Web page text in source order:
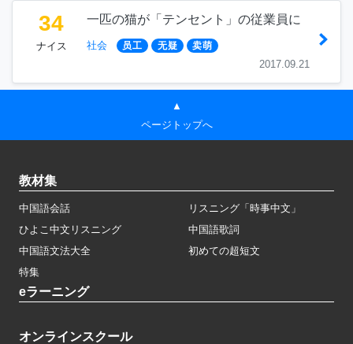
34
ナイス
一匹の猫が「テンセント」の従業員に
社会 员工 无疑 卖萌
2017.09.21
▲
ページトップへ
教材集
中国語会話
リスニング「時事中文」
ひよこ中文リスニング
中国語歌詞
中国語文法大全
初めての超短文
特集
eラーニング
オンラインスクール